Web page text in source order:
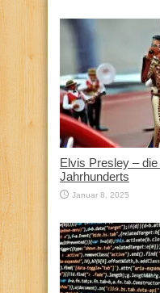
Elvis Presley –
Jahrhunderts
Januar 8, 2025